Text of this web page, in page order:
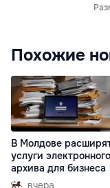
Похожие
В Молдове
услуги электронного
архива для бизнеса
вчера